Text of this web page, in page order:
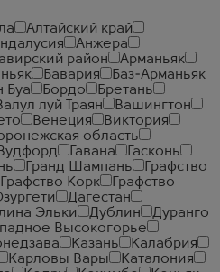
Алтайский край
Анжера
район
Арманьяк
Бавария
Баз-Арманьяк
Буа Бордо
Бретань
луй Траян
Вашингтон
Венеция
Виктория
область
Вудфорд Гавана
Гасконь
Гранд Шампань
Графство
Графство Корк
Графство
Дагестан
Эльки Дублин
Дуранго
Высокогорье
Казань
Калабрия
Карловы Вары
Каталония